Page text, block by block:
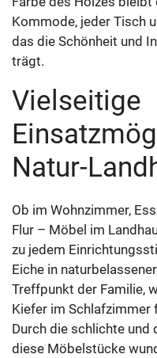
Kommode, jeder Tisch
das die Schönheit und
trägt.
Vielseitige
Natur-
Ob im Wohnzimmer,
Flur – Möbel im
zu jedem
Eiche in
Treffpunkt der Familie,
Kiefer im Schlafzimmer
Durch die schlichte und
diese Möbelstücke